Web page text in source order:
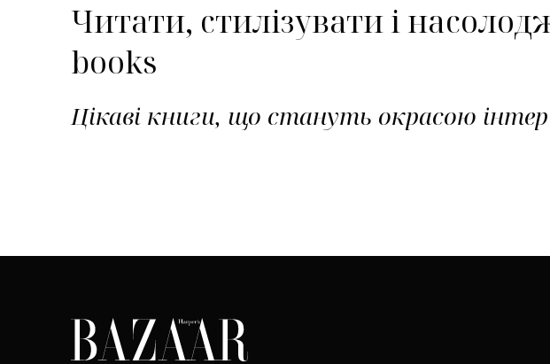
Читати, стилізувати і
books
Цікаві книги, що стануть окрасою